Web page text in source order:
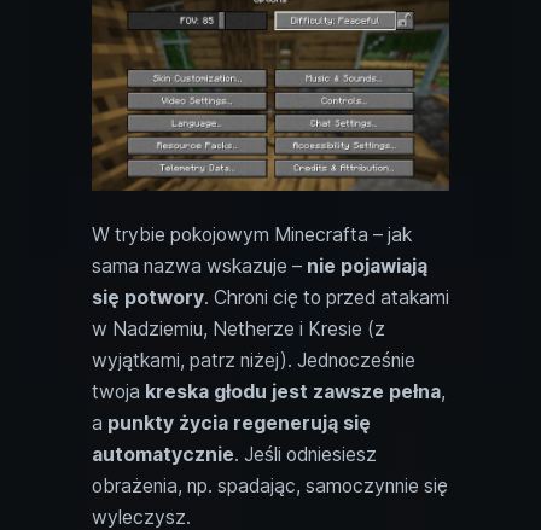
W trybie pokojowym Minecrafta – jak
sama nazwa wskazuje – nie pojawiają
się potwory. Chroni cię to przed atakami
w Nadziemiu, Netherze i Kresie (z
wyjątkami, patrz niżej). Jednocześnie
twoja kreska głodu jest zawsze pełna,
a punkty życia regenerują się
automatycznie. Jeśli odniesiesz
obrażenia, np. spadając, samoczynnie się
wyleczysz.